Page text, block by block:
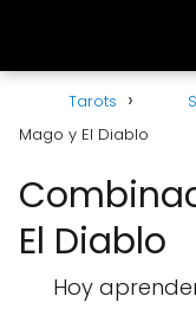
Tarots
Mago y El Diablo
El Diablo
Hoy